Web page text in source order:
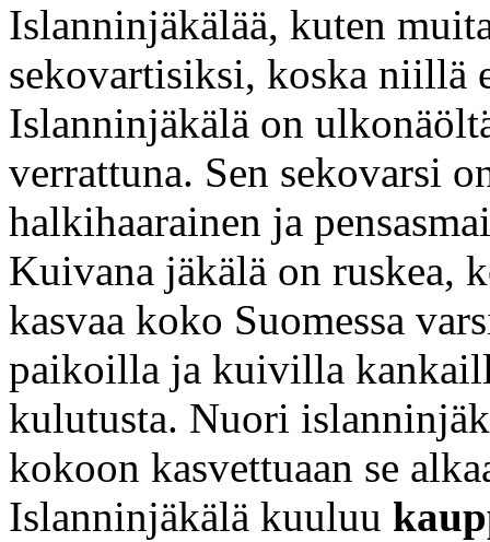
Islanninjäkälää, kuten
sekovartisiksi, koska niillä
Islanninjäkälä on
verrattuna. Sen sekovarsi
halkihaarainen ja
Kuivana jäkälä on ruskea,
kasvaa koko Suomessa
paikoilla ja kuivilla
kulutusta. Nuori
kokoon kasvettuaan se
Islanninjäkälä kuuluu